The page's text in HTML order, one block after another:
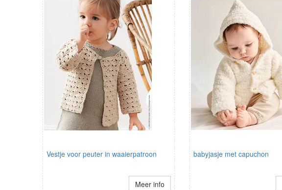
Vestje voor peuter in waaierpatroon
Meer info
babyjasje met capuchon